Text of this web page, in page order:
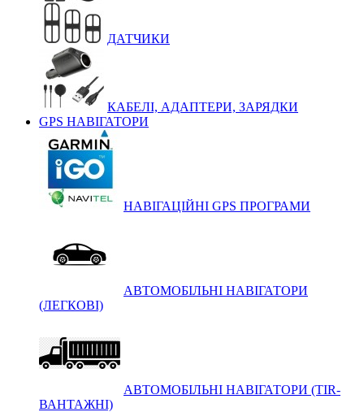
ДАТЧИКИ
КАБЕЛІ, АДАПТЕРИ, ЗАРЯДКИ
GPS НАВІГАТОРИ
НАВІГАЦІЙНІ GPS ПРОГРАМИ
АВТОМОБІЛЬНІ НАВІГАТОРИ
(ЛЕГКОВІ)
АВТОМОБІЛЬНІ НАВІГАТОРИ (TIR-
ВАНТАЖНІ)